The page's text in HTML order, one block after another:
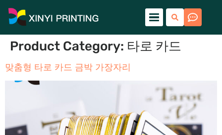
Product Category: 타로 카드
맞춤형 타로 카드 금박 가장자리